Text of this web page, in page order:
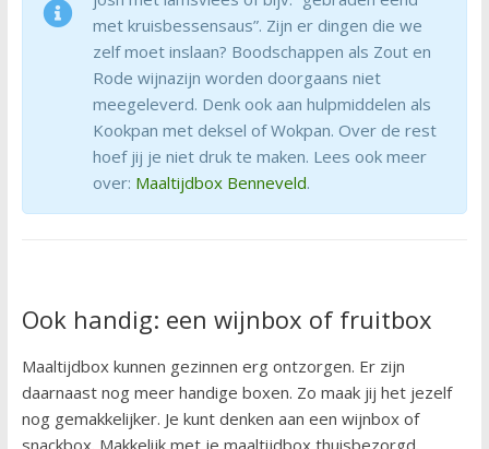
met kruisbessensaus”. Zijn er dingen die we
zelf moet inslaan? Boodschappen als Zout en
Rode wijnazijn worden doorgaans niet
meegeleverd. Denk ook aan hulpmiddelen als
Kookpan met deksel of Wokpan. Over de rest
hoef jij je niet druk te maken. Lees ook meer
over: Maaltijdbox Benneveld.
Ook handig: een wijnbox of fruitbox
Maaltijdbox kunnen gezinnen erg ontzorgen. Er zijn
daarnaast nog meer handige boxen. Zo maak jij het jezelf
nog gemakkelijker. Je kunt denken aan een wijnbox of
snackbox. Makkelijk met je maaltijdbox thuisbezorgd.